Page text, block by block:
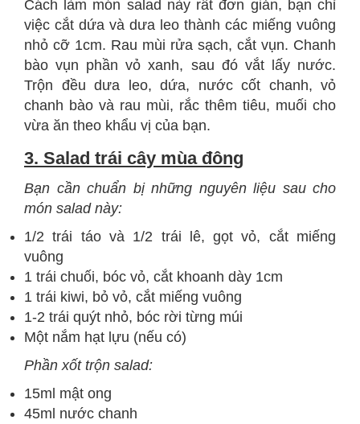
Cách làm món salad này rất đơn giản, bạn chỉ
việc cắt dứa và dưa leo thành các miếng vuông
nhỏ cỡ 1cm. Rau mùi rửa sạch, cắt vụn. Chanh
bào vụn phần vỏ xanh, sau đó vắt lấy nước.
Trộn đều dưa leo, dứa, nước cốt chanh, vỏ
chanh bào và rau mùi, rắc thêm tiêu, muối cho
vừa ăn theo khẩu vị của bạn.
3. Salad trái cây mùa đông
Bạn cần chuẩn bị những nguyên liệu sau cho
món salad này:
1/2 trái táo và 1/2 trái lê, gọt vỏ, cắt miếng
vuông
1 trái chuối, bóc vỏ, cắt khoanh dày 1cm
1 trái kiwi, bỏ vỏ, cắt miếng vuông
1-2 trái quýt nhỏ, bóc rời từng múi
Một nắm hạt lựu (nếu có)
Phần xốt trộn salad:
15ml mật ong
45ml nước chanh